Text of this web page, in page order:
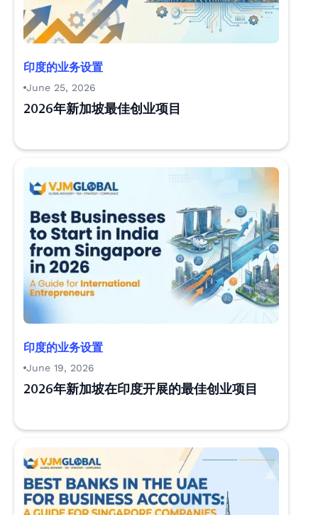
印度的业务设置
June 25, 2026
2026年新加坡最佳创业项目
印度的业务设置
June 19, 2026
2026年新加坡在印度开展的最佳创业项目